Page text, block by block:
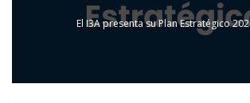
El I3A presenta su Plan Estratégico